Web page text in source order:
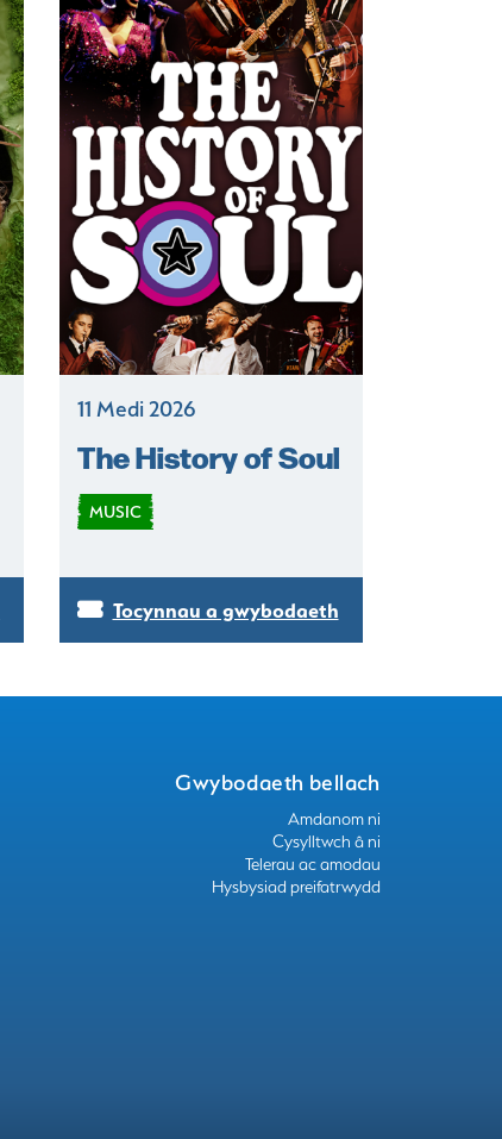
11 Medi 2026
The History of Soul
MUSIC
Tocynnau a gwybodaeth
Gwybodaeth bellach
Amdanom ni
Cysylltwch â ni
Telerau ac amodau
Hysbysiad preifatrwydd